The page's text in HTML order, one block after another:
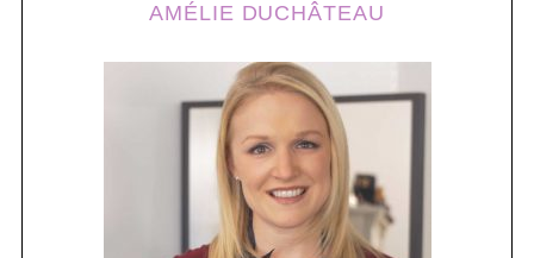
AMÉLIE DUCHÂTEAU